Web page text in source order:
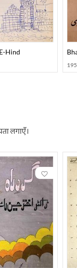
Hind
लगाएँ।